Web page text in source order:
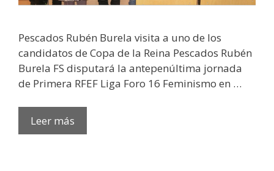
Pescados Rubén Burela visita a uno de los
candidatos de Copa de la Reina Pescados Rubén
Burela FS disputará la antepenúltima jornada
de Primera RFEF Liga Foro 16 Feminismo en …
Leer más